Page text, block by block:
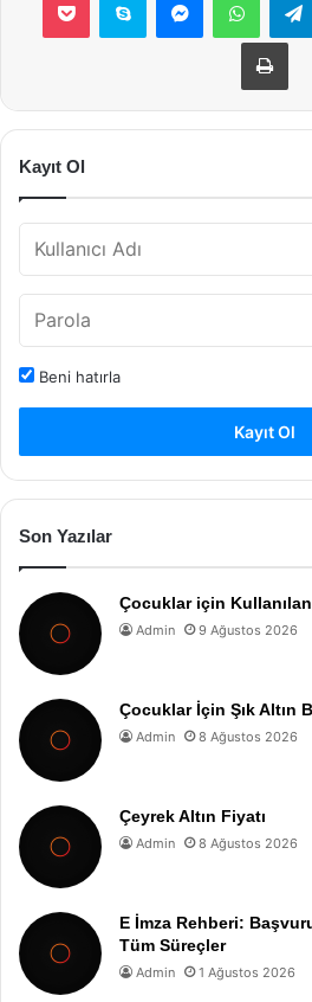
Kayıt Ol
Beni hatırla
Kayıt Ol
Son Yazılar
Çocuklar için
Admin 9 Ağustos 2026
Çocuklar İçin Şık Altın
Admin 8 Ağustos 2026
Çeyrek Altın Fiyatı
Admin 8 Ağustos 2026
E İmza Rehberi:
Tüm Süreçler
Admin 1 Ağustos 2026